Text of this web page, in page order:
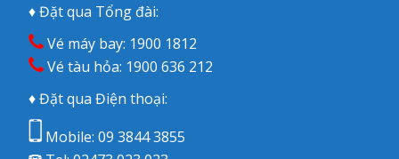
♦ Đặt qua Tổng đài:
Vé máy bay: 1900 1812
Vé tàu hỏa: 1900 636 212
♦ Đặt qua Điện thoại:
Mobile:09 3844 3855